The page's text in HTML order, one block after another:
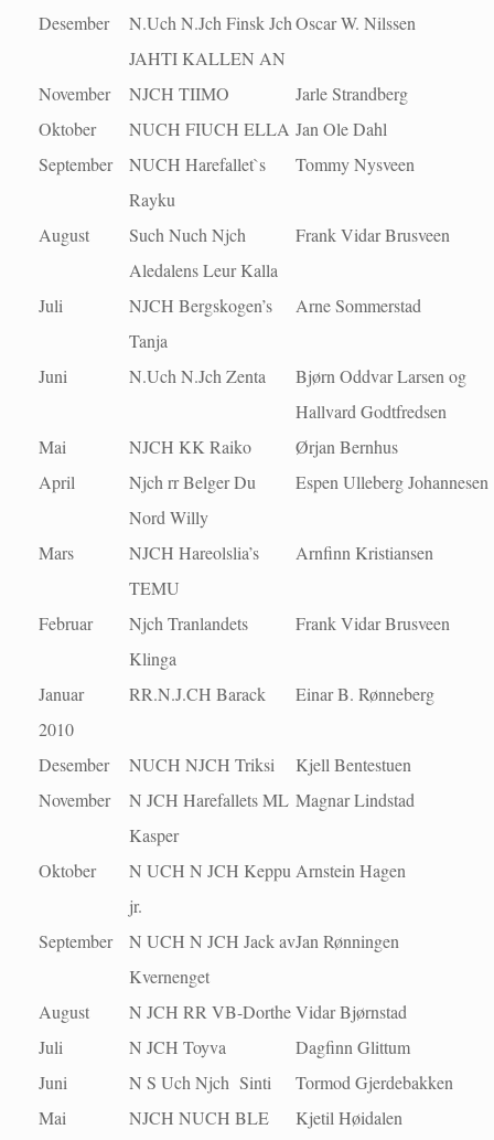
Desember
N.Uch N.Jch Finsk Jch
JAHTI KALLEN AN
Oscar W. Nilssen
November NJCH TIIMO
Jarle Strandberg
Oktober
NUCH FIUCH ELLA Jan Ole Dahl
September
NUCH Harefallet`s
Rayku
Tommy Nysveen
August
Such Nuch Njch
Aledalens Leur Kalla
Frank Vidar Brusveen
Juli
NJCH Bergskogen’s
Tanja
Arne Sommerstad
Juni N.Uch N.Jch Zenta
Bjørn Oddvar Larsen og
Hallvard Godtfredsen
Mai
NJCH KK Raiko
Ørjan Bernhus
April
Njch rr Belger Du
Nord Willy
Espen Ulleberg Johannesen
Mars
NJCH Hareolslia’s
TEMU
Arnfinn Kristiansen
Februar
Njch Tranlandets
Klinga
Frank Vidar Brusveen
Januar RR.N.J.CH Barack
Einar B. Rønneberg
2010
Desember
NUCH NJCH Triksi
Kjell Bentestuen
November
N JCH Harefallets ML
Kasper
Magnar Lindstad
Oktober
N UCH N JCH Keppu
jr.
Arnstein Hagen
September
N UCH N JCH Jack av
Kvernenget
Jan Rønningen
August N JCH RR VB-DortheVidar Bjørnstad
Juli
N JCH Toyva
Dagfinn Glittum
Juni
N S Uch Njch Sinti
Tormod Gjerdebakken
Mai
NJCH NUCH BLE
Kjetil Høidalen